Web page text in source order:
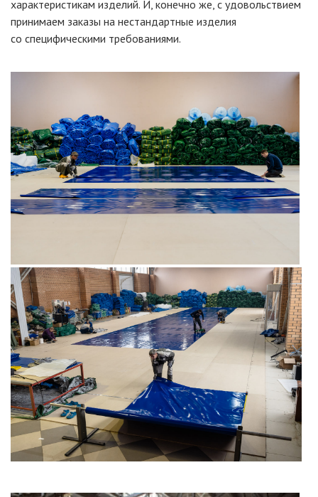
характеристикам изделий. И, конечно же, с удовольствием
принимаем заказы на нестандартные изделия
со специфическими требованиями.